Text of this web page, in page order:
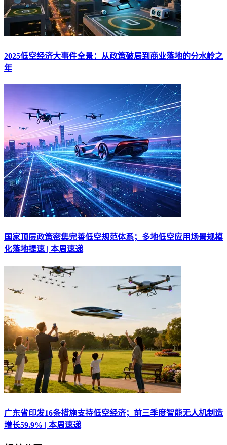
2025低空经济大事件全景：从政策破局到商业落地的分水岭之
年
国家顶层政策密集完善低空规范体系；多地低空应用场景规模
化落地提速 | 本周速递
广东省印发16条措施支持低空经济；前三季度智能无人机制造
增长59.9% | 本周速递